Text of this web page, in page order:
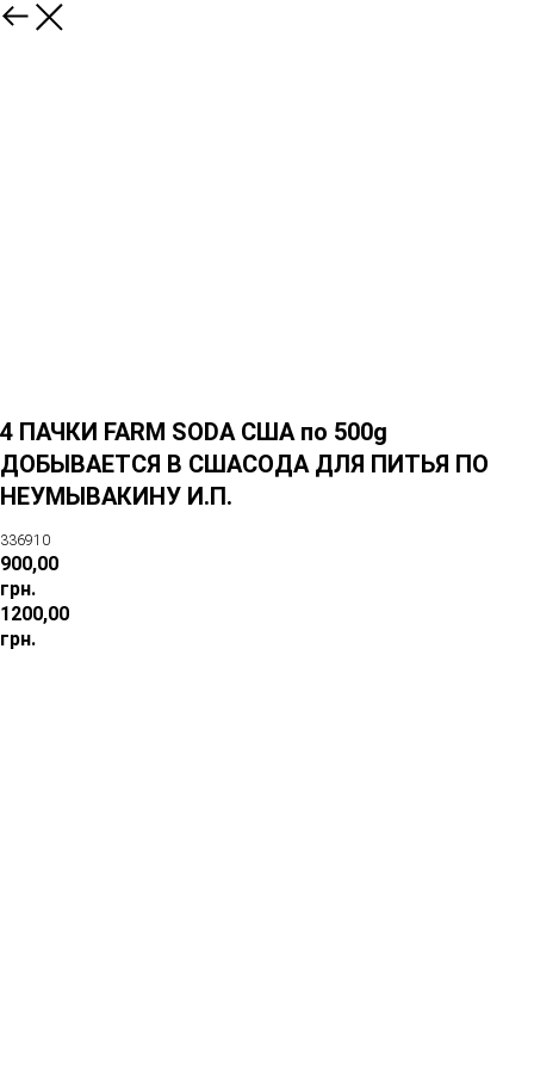
4 ПАЧКИ FARM SODA США по 500g
ДОБЫВАЕТСЯ В СШАСОДА ДЛЯ ПИТЬЯ ПО
НЕУМЫВАКИНУ И.П.
336910
900,00
грн.
1200,00
грн.